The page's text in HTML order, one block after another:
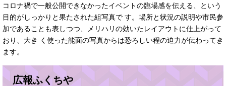
コロナ禍で一般公開できなかったイベントの臨場感を伝える、という
目的がしっかりと果たされた組写真で す。場所と状況の説明や市民参
加であることも表しつつ、メリハリの効いたレイアウトに仕上がって
おり、大き く使った能面の写真からは恐ろしい程の迫力が伝わってき
ます。
広報ふくちや